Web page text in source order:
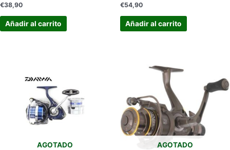
€38,90
Añadir al carrito
€54,90
Añadir al carrito
AGOTADO AGOTADO